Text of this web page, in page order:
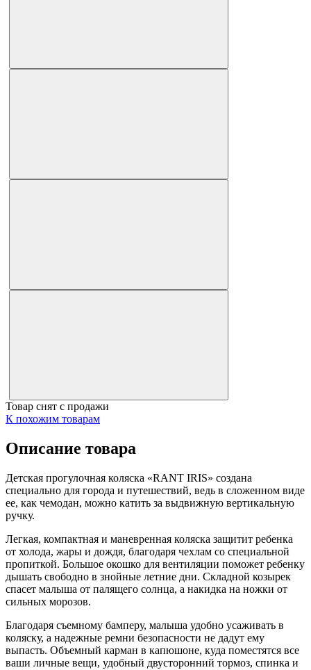
Товар снят с продажи
К похожим товарам
Описание товара
Детская прогулочная коляска «RANT IRIS» создана
специально для города и путешествий, ведь в сложенном виде
ее, как чемодан, можно катить за выдвижную вертикальную
ручку.
Легкая, компактная и маневренная коляска защитит ребенка
от холода, жары и дождя, благодаря чехлам со специальной
пропиткой. Большое окошко для вентиляции поможет ребенку
дышать свободно в знойные летние дни. Складной козырек
спасет малыша от палящего солнца, а накидка на ножки от
сильных морозов.
Благодаря съемному бамперу, малыша удобно усаживать в
коляску, а надежные ремни безопасности не дадут ему
выпасть. Объемный карман в капюшоне, куда поместятся все
ваши личные вещи, удобный двусторонний тормоз, спинка и